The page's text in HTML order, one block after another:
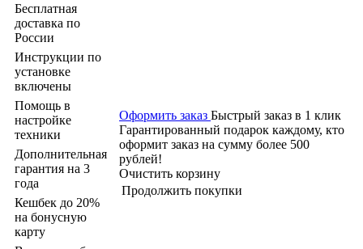
Бесплатная
доставка по
России
Инструкции по
установке
включены
Помощь в
настройке
техники
Дополнительная
гарантия на 3
года
Кешбек до 20%
на бонусную
карту
Оформить заказ Быстрый заказ в 1 клик
Гарантированный подарок каждому, кто
оформит заказ на сумму более 500
рублей!
Очистить корзину
Продолжить покупки